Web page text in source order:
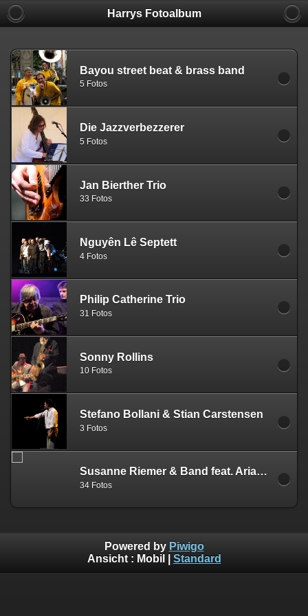
Harrys Fotoalbum
Bayou street beat & brass band
5 Fotos
Die Jazzverbezzerer
5 Fotos
Jan Bierther Trio
33 Fotos
Nguyên Lê Septett
4 Fotos
Philip Catherine Trio
31 Fotos
Sonny Rollins
10 Fotos
Stefano Bollani & Stian Carstensen
3 Fotos
Susanne Riemer & Band feat. Ariane Baumgartner
34 Fotos
Powered by Piwigo
Ansicht : Mobil Standard